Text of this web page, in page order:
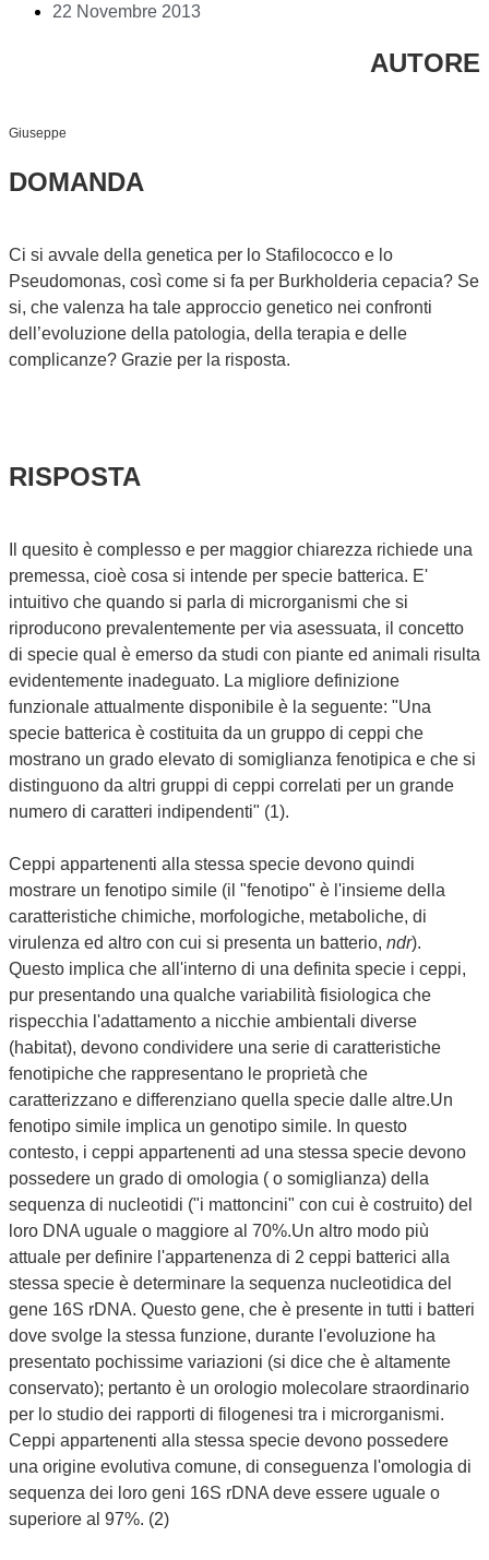
22 Novembre 2013
AUTORE
Giuseppe
DOMANDA
Ci si avvale della genetica per lo Stafilococco e lo
Pseudomonas, così come si fa per Burkholderia cepacia? Se
si, che valenza ha tale approccio genetico nei confronti
dell’evoluzione della patologia, della terapia e delle
complicanze? Grazie per la risposta.
RISPOSTA
Il quesito è complesso e per maggior chiarezza richiede una
premessa, cioè cosa si intende per specie batterica. E'
intuitivo che quando si parla di microrganismi che si
riproducono prevalentemente per via asessuata, il concetto
di specie qual è emerso da studi con piante ed animali risulta
evidentemente inadeguato. La migliore definizione
funzionale attualmente disponibile è la seguente: "Una
specie batterica è costituita da un gruppo di ceppi che
mostrano un grado elevato di somiglianza fenotipica e che si
distinguono da altri gruppi di ceppi correlati per un grande
numero di caratteri indipendenti" (1).
Ceppi appartenenti alla stessa specie devono quindi
mostrare un fenotipo simile (il "fenotipo" è l'insieme della
caratteristiche chimiche, morfologiche, metaboliche, di
virulenza ed altro con cui si presenta un batterio, ndr).
Questo implica che all'interno di una definita specie i ceppi,
pur presentando una qualche variabilità fisiologica che
rispecchia l'adattamento a nicchie ambientali diverse
(habitat), devono condividere una serie di caratteristiche
fenotipiche che rappresentano le proprietà che
caratterizzano e differenziano quella specie dalle altre.Un
fenotipo simile implica un genotipo simile. In questo
contesto, i ceppi appartenenti ad una stessa specie devono
possedere un grado di omologia ( o somiglianza) della
sequenza di nucleotidi ("i mattoncini" con cui è costruito) del
loro DNA uguale o maggiore al 70%.Un altro modo più
attuale per definire l'appartenenza di 2 ceppi batterici alla
stessa specie è determinare la sequenza nucleotidica del
gene 16S rDNA. Questo gene, che è presente in tutti i batteri
dove svolge la stessa funzione, durante l'evoluzione ha
presentato pochissime variazioni (si dice che è altamente
conservato); pertanto è un orologio molecolare straordinario
per lo studio dei rapporti di filogenesi tra i microrganismi.
Ceppi appartenenti alla stessa specie devono possedere
una origine evolutiva comune, di conseguenza l'omologia di
sequenza dei loro geni 16S rDNA deve essere uguale o
superiore al 97%. (2)